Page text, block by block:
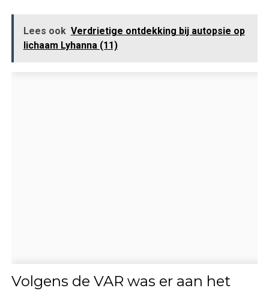
Lees ook Verdrietige ontdekking bij autopsie op
lichaam Lyhanna (11)
Volgens de VAR was er aan het